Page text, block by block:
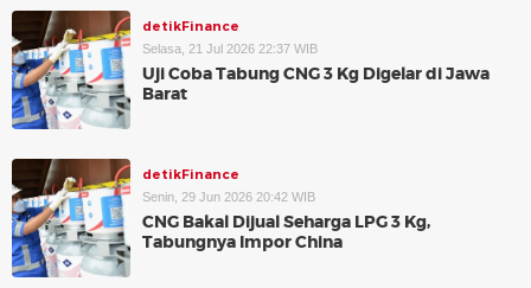
detikFinance
Selasa, 21 Jul 2026 22:37 WIB
Uji Coba Tabung CNG 3 Kg Digelar di Jawa
Barat
detikFinance
Senin, 29 Jun 2026 20:42 WIB
CNG Bakal Dijual Seharga LPG 3 Kg,
Tabungnya Impor China